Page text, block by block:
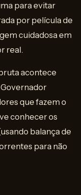
para evitar
por película de
cuidadosa em
real.
acontece
que fazem o
conhecer os
balança de
para não